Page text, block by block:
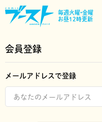
毎週火曜•金曜
お昼12時更新
会員登録
メールアドレスで登録